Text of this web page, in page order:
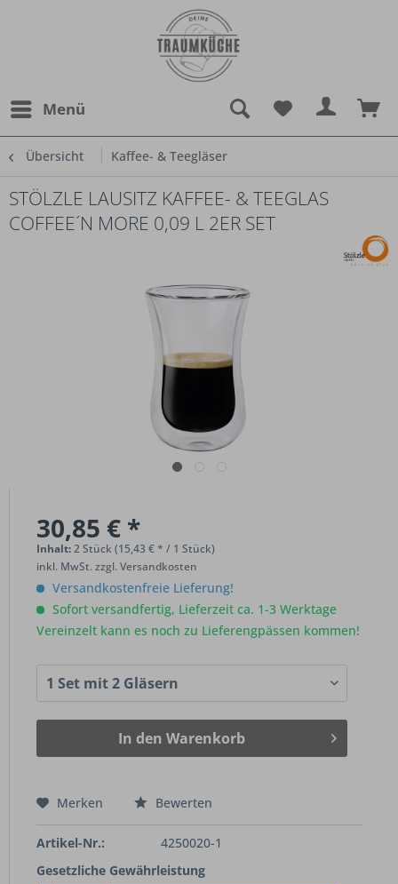
Menü
Übersicht Kaffee- & Teegläser
STÖLZLE LAUSITZ KAFFEE- & TEEGLAS
COFFEE´N MORE 0,09 L 2ER SET
30,85 € *
Inhalt:2 Stück (15,43 € * / 1 Stück)
inkl. MwSt.zzgl. Versandkosten
Versandkostenfreie Lieferung!
Sofort versandfertig, Lieferzeit ca. 1-3 Werktage
Vereinzelt kann es noch zu Lieferengpässen kommen!
In den Warenkorb
Merken Bewerten
Artikel-Nr.:
4250020-1
Gesetzliche Gewährleistung